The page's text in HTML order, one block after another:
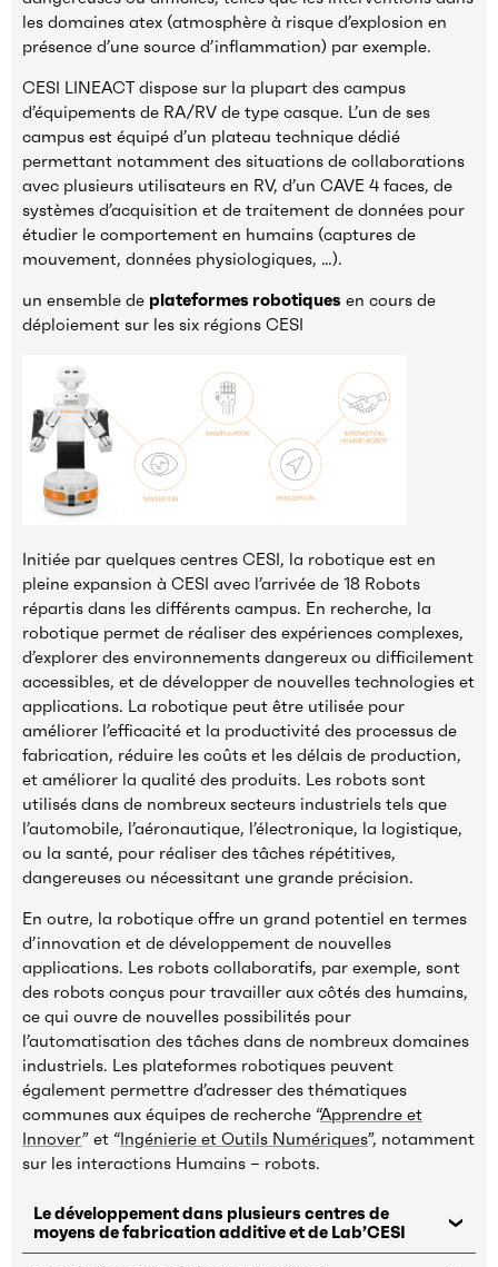
les domaines atex (atmosphère à risque d’explosion en
présence d’une source d’inflammation) par exemple.
CESI LINEACT dispose sur la plupart des campus
d’équipements de RA/RV de type casque. L’un de ses
campus est équipé d’un plateau technique dédié
permettant notamment des situations de collaborations
avec plusieurs utilisateurs en RV, d’un CAVE 4 faces, de
systèmes d’acquisition et de traitement de données pour
étudier le comportement en humains (captures de
mouvement, données physiologiques, …).
un ensemble de plateformes robotiques en cours de
déploiement sur les six régions CESI
Initiée par quelques centres CESI, la robotique est en
pleine expansion à CESI avec l’arrivée de 18 Robots
répartis dans les différents campus. En recherche, la
robotique permet de réaliser des expériences complexes,
d’explorer des environnements dangereux ou difficilement
accessibles, et de développer de nouvelles technologies et
applications. La robotique peut être utilisée pour
améliorer l’efficacité et la productivité des processus de
fabrication, réduire les coûts et les délais de production,
et améliorer la qualité des produits. Les robots sont
utilisés dans de nombreux secteurs industriels tels que
l’automobile, l’aéronautique, l’électronique, la logistique,
ou la santé, pour réaliser des tâches répétitives,
dangereuses ou nécessitant une grande précision.
En outre, la robotique offre un grand potentiel en termes
d’innovation et de développement de nouvelles
applications. Les robots collaboratifs, par exemple, sont
des robots conçus pour travailler aux côtés des humains,
ce qui ouvre de nouvelles possibilités pour
l’automatisation des tâches dans de nombreux domaines
industriels. Les plateformes robotiques peuvent
également permettre d’adresser des thématiques
communes aux équipes de recherche “Apprendre et
Innover” et “Ingénierie et Outils Numériques”, notamment
sur les interactions Humains – robots.
Le développement dans plusieurs centres de
moyens de fabrication additive et de Lab’CESI